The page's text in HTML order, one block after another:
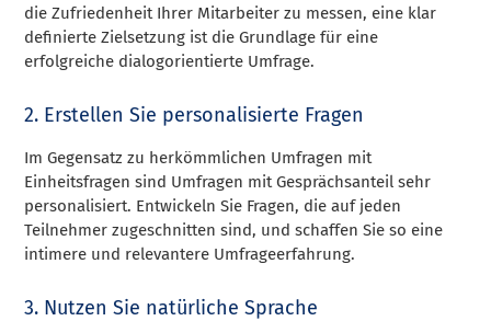
die Zufriedenheit Ihrer Mitarbeiter zu messen, eine klar
definierte Zielsetzung ist die Grundlage für eine
erfolgreiche dialogorientierte Umfrage.
2. Erstellen Sie personalisierte Fragen
Im Gegensatz zu herkömmlichen Umfragen mit
Einheitsfragen sind Umfragen mit Gesprächsanteil sehr
personalisiert. Entwickeln Sie Fragen, die auf jeden
Teilnehmer zugeschnitten sind, und schaffen Sie so eine
intimere und relevantere Umfrageerfahrung.
3. Nutzen Sie natürliche Sprache